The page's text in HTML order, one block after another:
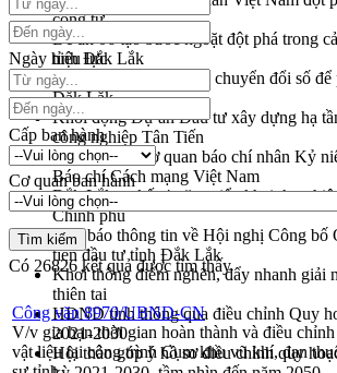
công tư
Đề án 06 tạo bước ngoặt đột phá trong
tỉnh Đắk Lắk
Kết nối tour, đẩy mạnh chuyển đổi số
Đắk Lắk
Khởi động Dự án Đầu tư xây dựng hạ
công nghiệp Tân Tiến
Gặp mặt các cơ quan báo chí nhân Kỷ
Báo chí Cách mạng Việt Nam
Đắk Lắk sơ kết 4 năm triển khai thực
Chính phủ
Họp báo thông tin về Hội nghị Công bố
tiến đầu tư tỉnh Đắk Lắk
Khơi thông điểm nghẽn, đẩy nhanh giải
thiên tai
HĐND tỉnh thông qua điều chỉnh Quy
2021-2030
Hội thảo góp ý hồ sơ điều chỉnh quy
Ngày hiệu lực
Cấp ban hành
Cơ quan ban hành
Có 26826kết quả được tìm thấy
Công văn 8970/UBND-CN
V/v gia hạn thời gian hoàn thành và điều
vật liệu tại công trình Cụm khu vũ khí, đạn